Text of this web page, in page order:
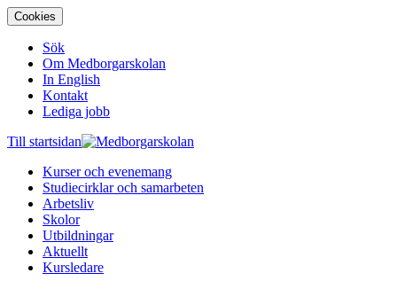
Cookies
Sök
Om Medborgarskolan
In English
Kontakt
Lediga jobb
Till startsidan
Kurser och evenemang
Studiecirklar och samarbeten
Arbetsliv
Skolor
Utbildningar
Aktuellt
Kursledare